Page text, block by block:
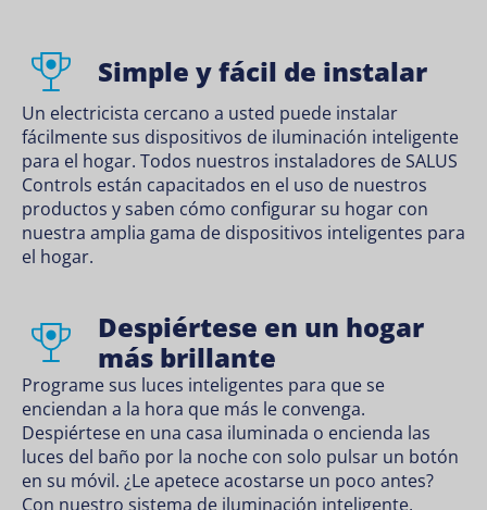
Simple y fácil de instalar
Un electricista cercano a usted puede instalar
fácilmente sus dispositivos de iluminación inteligente
para el hogar. Todos nuestros instaladores de SALUS
Controls están capacitados en el uso de nuestros
productos y saben cómo configurar su hogar con
nuestra amplia gama de dispositivos inteligentes para
el hogar.
Despiértese en un hogar
más brillante
Programe sus luces inteligentes para que se
enciendan a la hora que más le convenga.
Despiértese en una casa iluminada o encienda las
luces del baño por la noche con solo pulsar un botón
en su móvil. ¿Le apetece acostarse un poco antes?
Con nuestro sistema de iluminación inteligente,